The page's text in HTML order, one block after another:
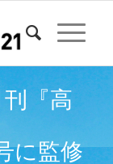
『高
に監修